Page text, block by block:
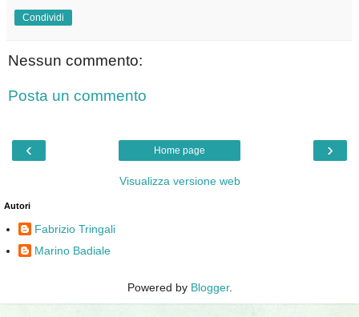
Condividi
Nessun commento:
Posta un commento
‹ ›
Home page
Visualizza versione web
Autori
Fabrizio Tringali
Marino Badiale
Powered by Blogger.